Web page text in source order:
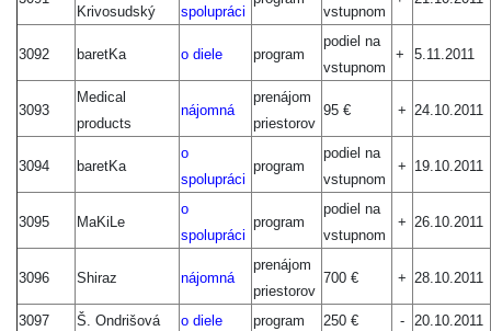
Krivosudský
spolupráci
vstupnom
3092 baretKa o diele program
podiel na
vstupnom
+ 5.11.2011
3093
Medical
products
nájomná
prenájom
priestorov
95 € + 24.10.2011
3094 baretKa
o
spolupráci
program
podiel na
vstupnom
+ 19.10.2011
3095 MaKiLe
o
spolupráci
program
podiel na
vstupnom
+ 26.10.2011
3096 Shiraz nájomná
prenájom
priestorov
700 € + 28.10.2011
3097 Š. Ondrišová o diele program 250 € - 20.10.2011